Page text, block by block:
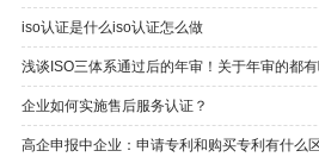
iso认证是什么iso认证怎么做
浅谈ISO三体系通过后的年审！关于年审的都有
企业如何实施售后服务认证？
高企申报中企业：申请专利和购买专利有什么